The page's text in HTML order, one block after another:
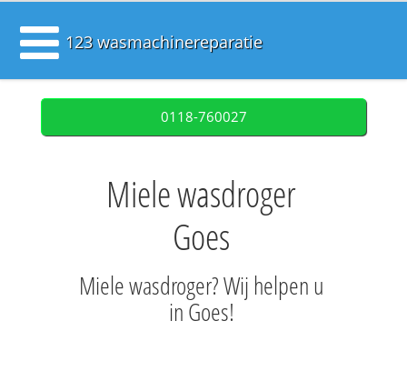
123 wasmachinereparatie
0118-760027
Miele wasdroger
Goes
Miele wasdroger? Wij helpen u
in Goes!